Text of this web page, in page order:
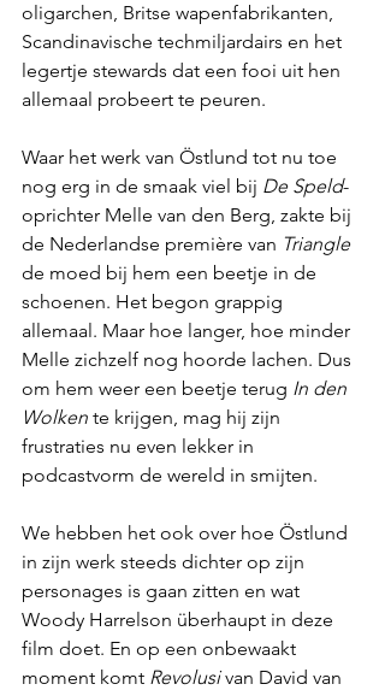
oligarchen, Britse wapenfabrikanten,
Scandinavische techmiljardairs en het
legertje stewards dat een fooi uit hen
allemaal probeert te peuren.
Waar het werk van Östlund tot nu toe
nog erg in de smaak viel bij De Speld-
oprichter Melle van den Berg, zakte bij
de Nederlandse première van Triangle
de moed bij hem een beetje in de
schoenen. Het begon grappig
allemaal. Maar hoe langer, hoe minder
Melle zichzelf nog hoorde lachen. Dus
om hem weer een beetje terug In den
Wolken te krijgen, mag hij zijn
frustraties nu even lekker in
podcastvorm de wereld in smijten.
We hebben het ook over hoe Östlund
in zijn werk steeds dichter op zijn
personages is gaan zitten en wat
Woody Harrelson überhaupt in deze
film doet. En op een onbewaakt
moment komt Revolusi van David van